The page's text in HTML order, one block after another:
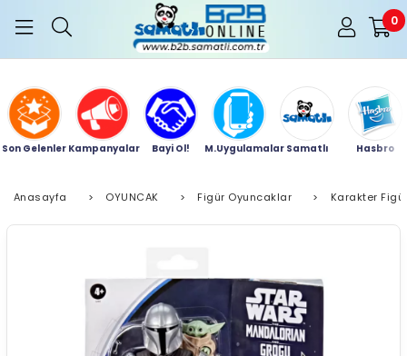
0
Son Gelenler Kampanyalar Bayi Ol! M.Uygulamalar Samatlı Hasbro
Anasayfa > OYUNCAK > Figür Oyuncaklar > Karakter